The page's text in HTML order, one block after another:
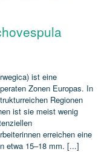
ist eine
Zonen Europas. In
Regionen
ist sie meist wenig
erreichen eine
etwa 15–18 mm. [...]